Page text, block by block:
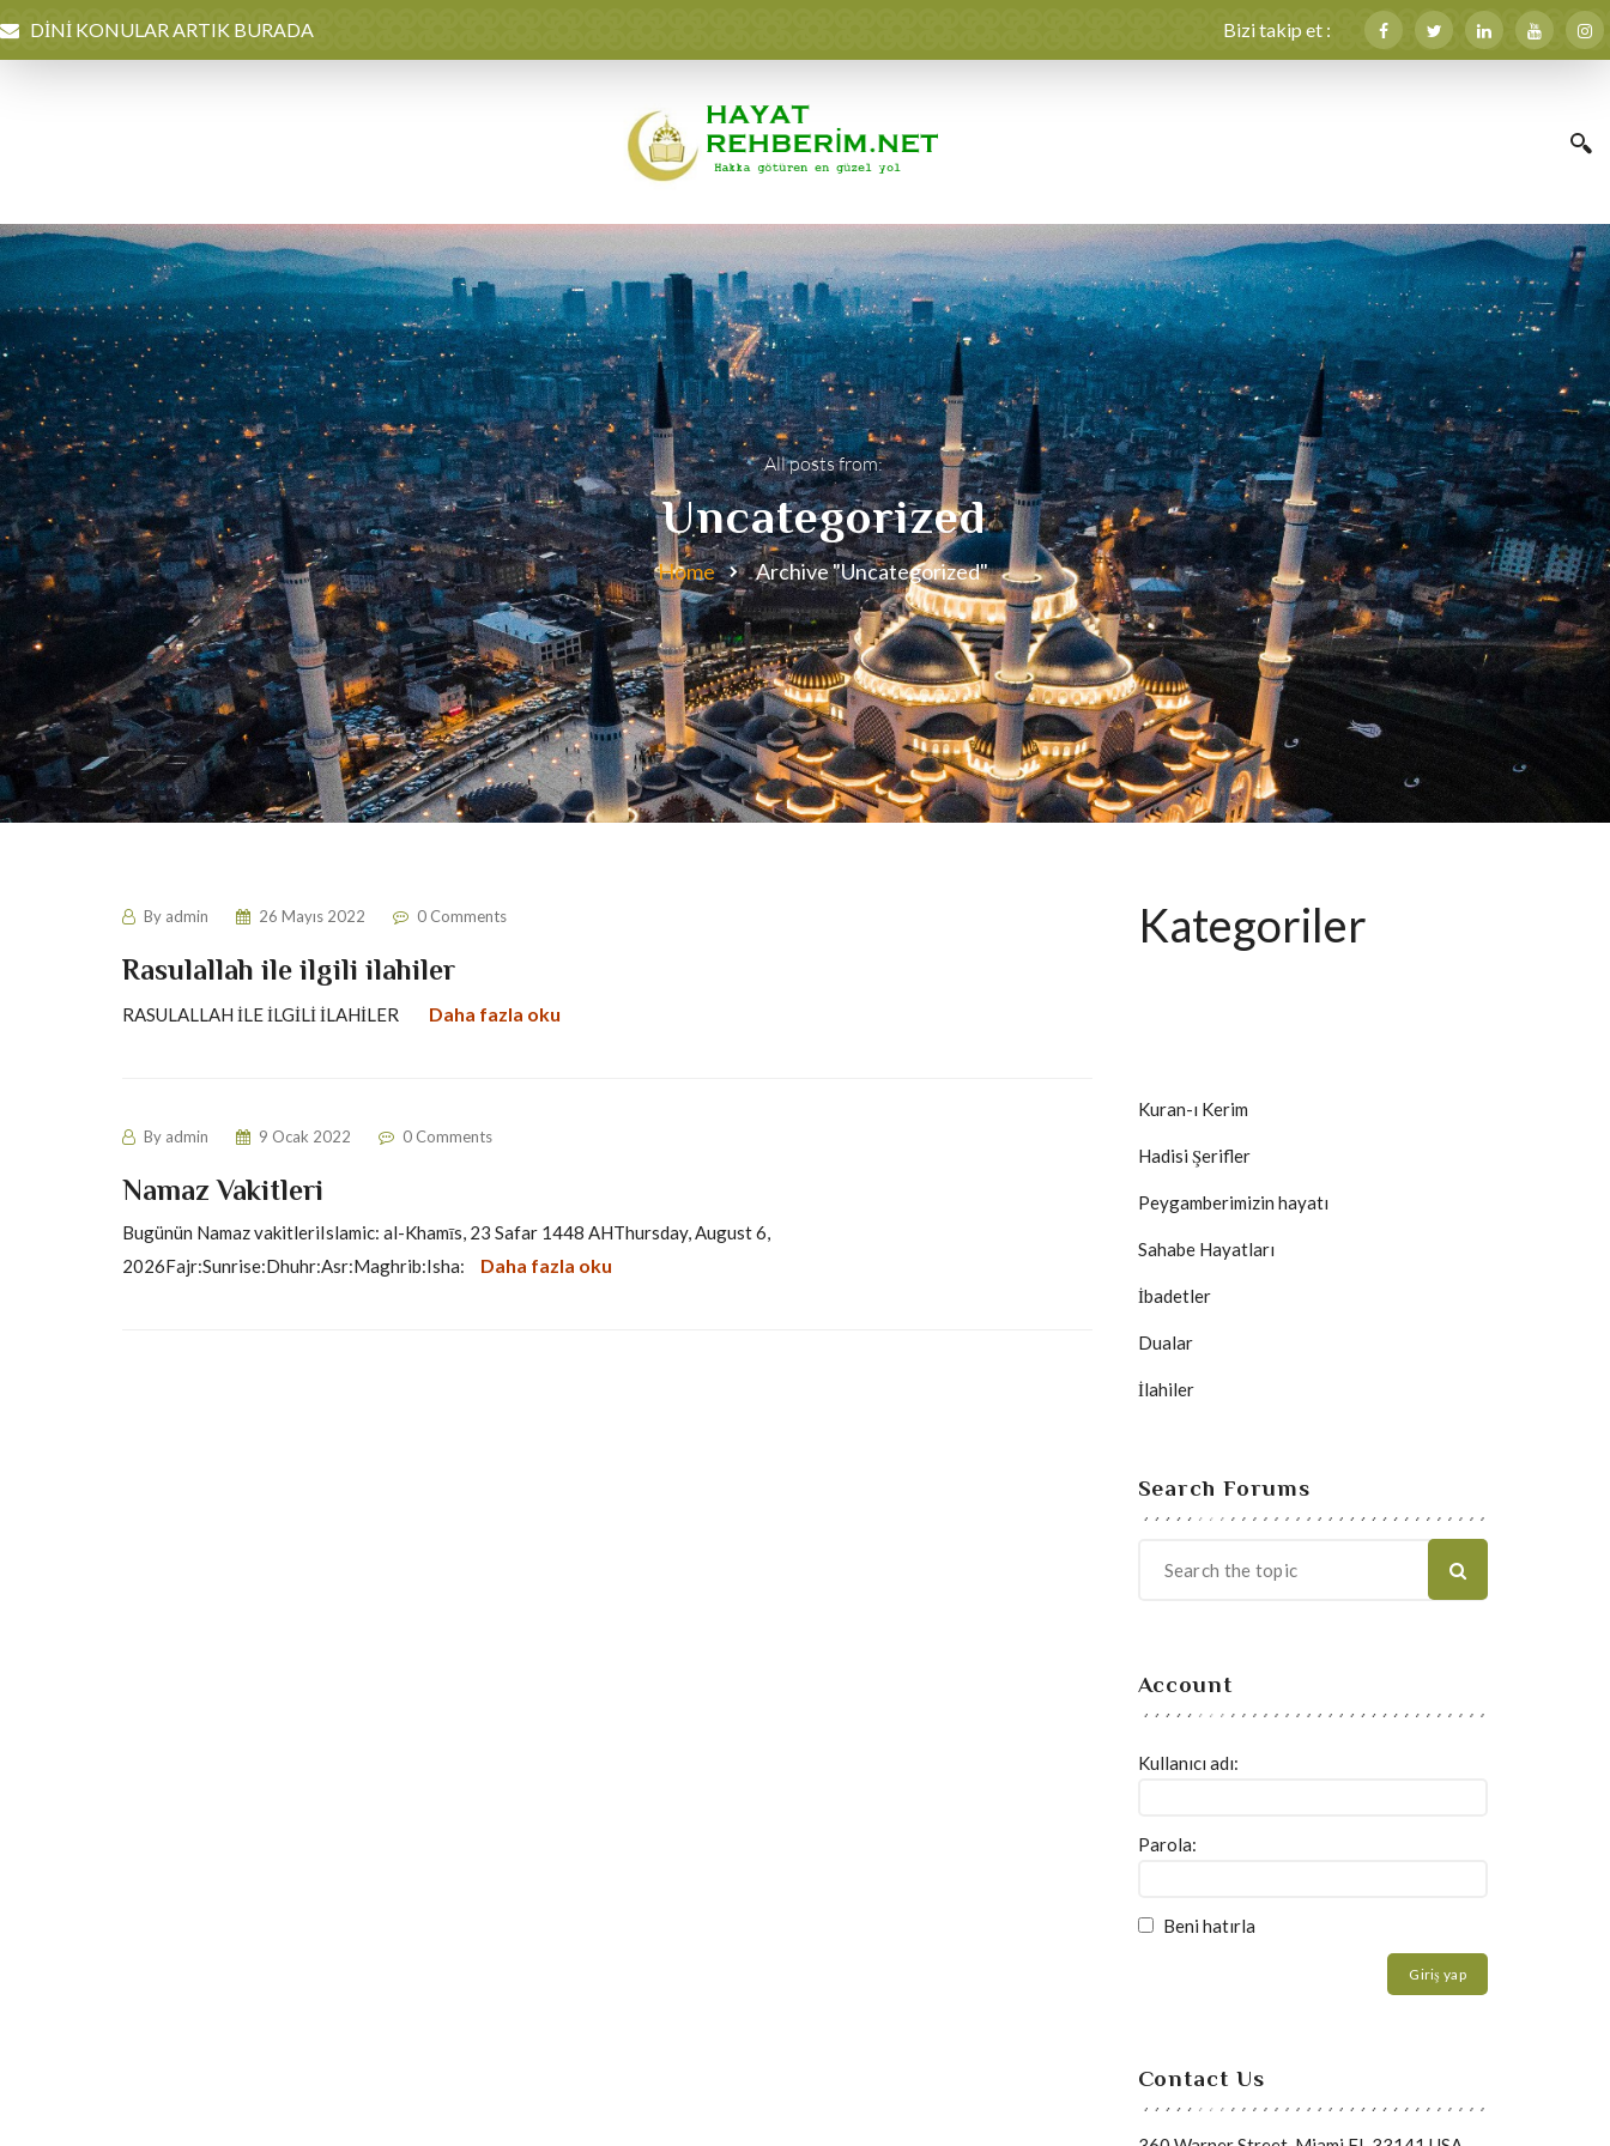
DİNİ KONULAR ARTIK BURADA Bizi takip et :
All posts from:
Uncategorized
Home Archive "Uncategorized"
By admin 26 Mayıs 2022 0 Comments
Rasulallah ile ilgili ilahiler
RASULALLAH İLE İLGİLİ İLAHİLER Daha fazla oku
By admin 9 Ocak 2022 0 Comments
Namaz Vakitleri
Bugünün Namaz vakitleriIslamic: al-Khamīs, 23 Safar 1448 AHThursday, August 6,
2026Fajr:Sunrise:Dhuhr:Asr:Maghrib:Isha:
Daha fazla oku
Kategoriler
Kuran-ı Kerim
Hadisi Şerifler
Peygamberimizin hayatı
Sahabe Hayatları
İbadetler
Dualar
İlahiler
Search Forums
Account
Kullanıcı adı:
Parola:
Beni hatırla
Giriş yap
Contact Us